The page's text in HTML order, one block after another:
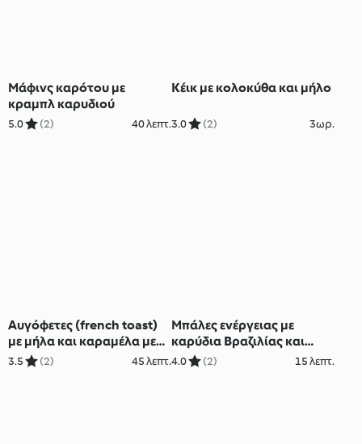
Μάφινς καρότου με
κραμπλ καρυδιού
5.0 (2) 40 λεπτ.
Κέικ με κολοκύθα και μήλο
3.0 (2) 3ωρ.
Αυγόφετες (french toast)
με μήλα και καραμέλα με
καρύδια
3.5 (2) 45 λεπτ.
Μπάλες ενέργειας με
καρύδια Βραζιλίας και
σύκα
4.0 (2) 15 λεπτ.